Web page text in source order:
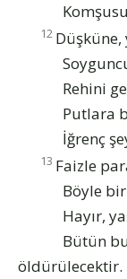
12 Düşküne,
Rehini
Putlara
İğrenç
13 Faizle
Böyle
Hayır,
Bütün
öldürülecektir.